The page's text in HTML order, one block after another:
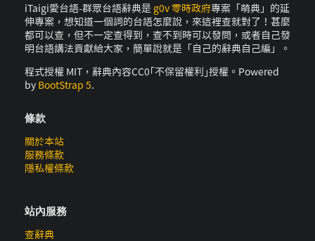
iTaigi愛台語-群眾台語辭典是 g0v 零時政府專案「萌典」的延
伸專案，想知道一個詞的台語怎麼說，來這裡查就對了！甚麼
都可以查，但不一定查得到，查不到時可以發問，或者自己發
明台語講法貢獻給大家，簡單說就是「自己的辭典自己編」。
程式授權 MIT，辭典內容CC0｢不保留權利｣授權。Powered
by BootStrap 5.
條款
關於本站
服務條款
隱私權條款
站內服務
查辭典